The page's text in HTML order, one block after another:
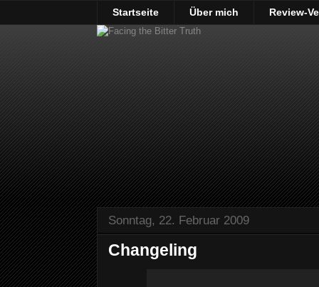
Startseite Über mich Review-
Sonntag, 22. Februar 2009
Changeling